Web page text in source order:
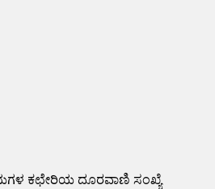
ಕಛೇರಿಯ ದೂರವಾಣಿ ಸಂಖ್ಯೆ